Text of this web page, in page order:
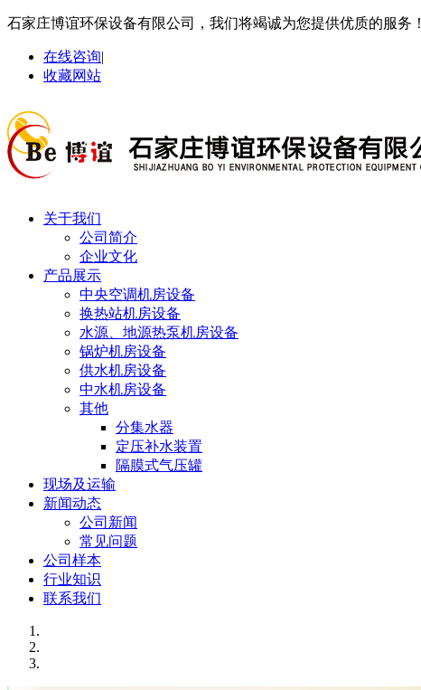
石家庄博谊环保设备有限公司，我们将竭诚为您提供优质的服务！
在线咨询|
收藏网站
关于我们
公司简介
企业文化
产品展示
中央空调机房设备
换热站机房设备
水源、地源热泵机房设备
锅炉机房设备
供水机房设备
中水机房设备
其他
分集水器
定压补水装置
隔膜式气压罐
现场及运输
新闻动态
公司新闻
常见问题
公司样本
行业知识
联系我们